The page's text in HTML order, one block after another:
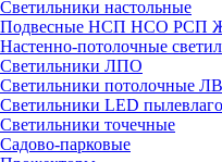
Светильники настольные
Подвесные НСП НСО
Настенно-потолочные
Светильники ЛПО
Светильники потолочные
Светильники LED
Светильники точечные
Садово-парковые